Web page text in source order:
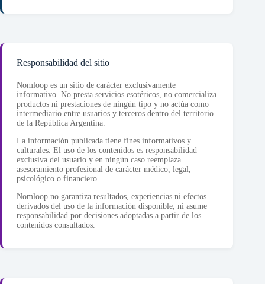
Responsabilidad del sitio
Nomloop es un sitio de carácter exclusivamente
informativo. No presta servicios esotéricos, no comercializa
productos ni prestaciones de ningún tipo y no actúa como
intermediario entre usuarios y terceros dentro del territorio
de la República Argentina.
La información publicada tiene fines informativos y
culturales. El uso de los contenidos es responsabilidad
exclusiva del usuario y en ningún caso reemplaza
asesoramiento profesional de carácter médico, legal,
psicológico o financiero.
Nomloop no garantiza resultados, experiencias ni efectos
derivados del uso de la información disponible, ni asume
responsabilidad por decisiones adoptadas a partir de los
contenidos consultados.